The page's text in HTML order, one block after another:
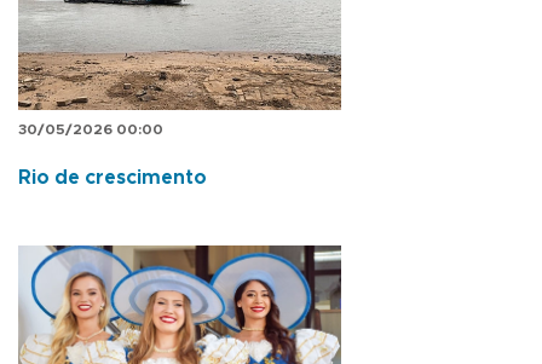
30/05/2026 00:00
Rio de crescimento